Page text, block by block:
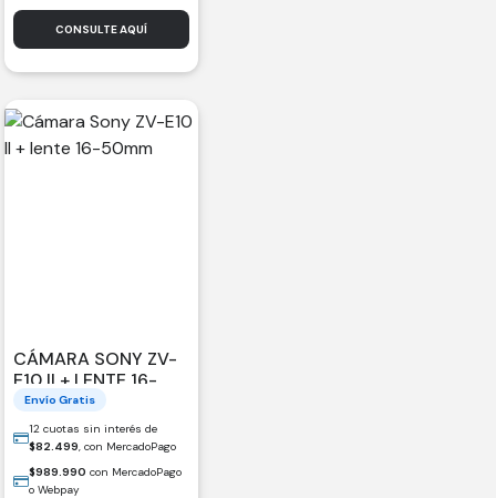
CONSULTE AQUÍ
CÁMARA SONY ZV-
E10 II + LENTE 16-
50MM
Envío Gratis
12 cuotas sin interés de
$82.499, con MercadoPago
$989.990 con MercadoPago
o Webpay